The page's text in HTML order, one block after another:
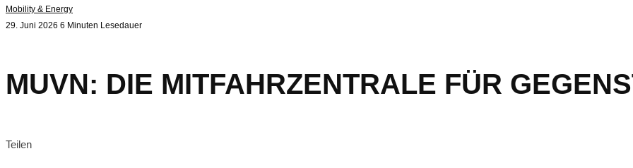
Mobility & Energy
29. Juni 2026 6 Minuten Lesedauer
MUVN: DIE MITFAHRZENTRALE FÜR
Teilen